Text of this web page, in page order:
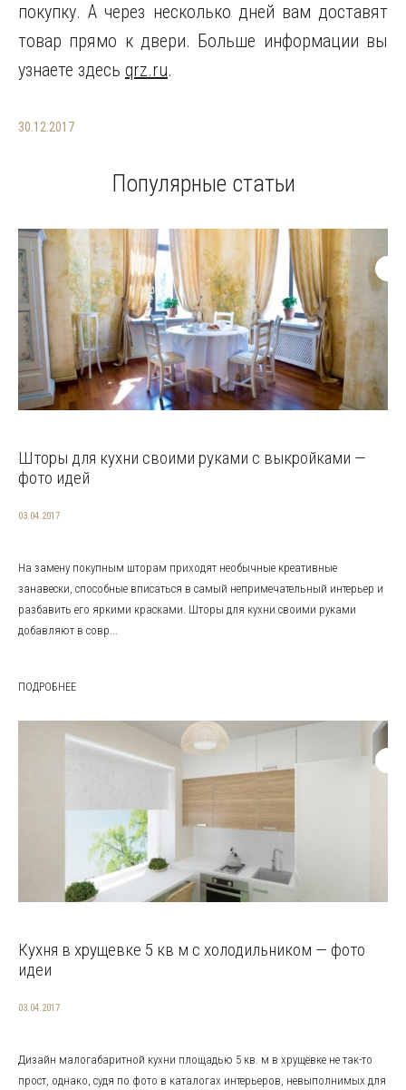
покупку. А через несколько дней вам доставят
товар прямо к двери. Больше информации вы
узнаете здесь qrz.ru.
30.12.2017
Популярные статьи
Шторы для кухни своими руками с выкройками —
фото идей
03.04.2017
На замену покупным шторам приходят необычные креативные
занавески, способные вписаться в самый непримечательный интерьер и
разбавить его яркими красками. Шторы для кухни своими руками
добавляют в совр...
ПОДРОБНЕЕ
Кухня в хрущевке 5 кв м с холодильником — фото
идеи
03.04.2017
Дизайн малогабаритной кухни площадью 5 кв. м в хрущёвке не так-то
прост, однако, судя по фото в каталогах интерьеров, невыполнимых для